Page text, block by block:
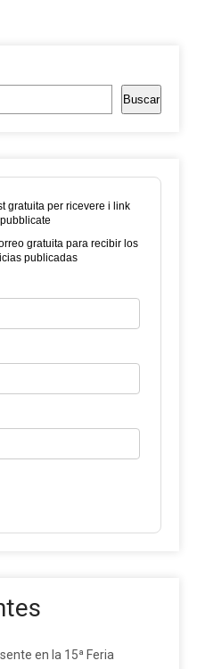
Buscar
gratuita per ricevere i link
gratuita para recibir los
publicadas
en la 15ª Feria